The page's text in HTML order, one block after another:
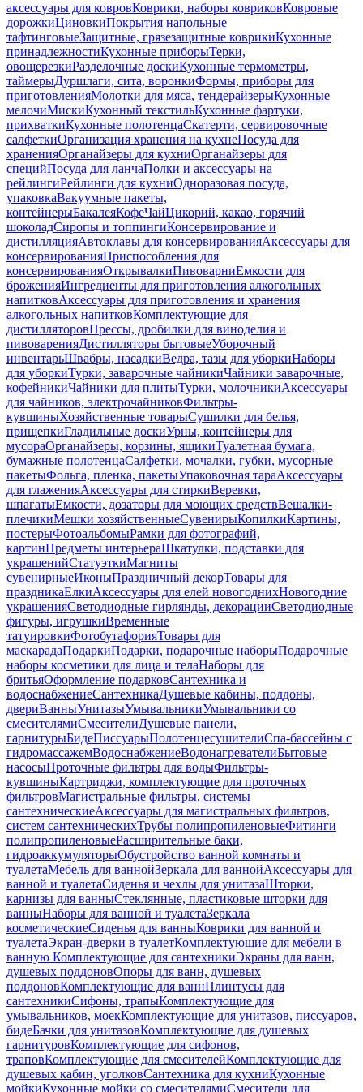
аксессуары для ковровКоврики, наборы ковриковКовровые
дорожкиЦиновкиПокрытия напольные
тафтинговыеЗащитные, грязезащитные коврикиКухонные
принадлежностиКухонные приборыТерки,
овощерезкиРазделочные доскиКухонные термометры,
таймерыДуршлаги, сита, воронкиФормы, приборы для
приготовленияМолотки для мяса, тендерайзерыКухонные
мелочиМискиКухонный текстильКухонные фартуки,
прихваткиКухонные полотенцаСкатерти, сервировочные
салфеткиОрганизация хранения на кухнеПосуда для
храненияОрганайзеры для кухниОрганайзеры для
специйПосуда для ланчаПолки и аксессуары на
рейлингиРейлинги для кухниОдноразовая посуда,
упаковкаВакуумные пакеты,
контейнерыБакалеяКофеЧайЦикорий, какао, горячий
шоколадСиропы и топпингиКонсервирование и
дистилляцияАвтоклавы для консервированияАксессуары для
консервированияПриспособления для
консервированияОткрывалкиПивоварниЕмкости для
броженияИнгредиенты для приготовления алкогольных
напитковАксессуары для приготовления и хранения
алкогольных напитковКомплектующие для
дистилляторовПрессы, дробилки для виноделия и
пивоваренияДистилляторы бытовыеУборочный
инвентарьШвабры, насадкиВедра, тазы для уборкиНаборы
для уборкиТурки, заварочные чайникиЧайники заварочные,
кофейникиЧайники для плитыТурки, молочникиАксессуары
для чайников, электрочайниковФильтры-
кувшиныХозяйственные товарыСушилки для белья,
прищепкиГладильные доскиУрны, контейнеры для
мусораОрганайзеры, корзины, ящикиТуалетная бумага,
бумажные полотенцаСалфетки, мочалки, губки, мусорные
пакетыФольга, пленка, пакетыУпаковочная тараАксессуары
для глаженияАксессуары для стиркиВеревки,
шпагатыЕмкости, дозаторы для моющих средствВешалки-
плечикиМешки хозяйственныеСувенирыКопилкиКартины,
постерыФотоальбомыРамки для фотографий,
картинПредметы интерьераШкатулки, подставки для
украшенийСтатуэткиМагниты
сувенирныеИконыПраздничный декорТовары для
праздникаЕлкиАксессуары для елей новогоднихНовогодние
украшенияСветодиодные гирлянды, декорацииСветодиодные
фигуры, игрушкиВременные
татуировкиФотобутафорияТовары для
маскарадаПодаркиПодарки, подарочные наборыПодарочные
наборы косметики для лица и телаНаборы для
бритьяОформление подарковСантехника и
водоснабжениеСантехникаДушевые кабины, поддоны,
двериВанныУнитазыУмывальникиУмывальники со
смесителямиСмесителиДушевые панели,
гарнитурыБидеПиссуарыПолотенцесушителиСпа-бассейны с
гидромассажемВодоснабжениеВодонагревателиБытовые
насосыПроточные фильтры для водыФильтры-
кувшиныКартриджи, комплектующие для проточных
фильтровМагистральные фильтры, системы
сантехническиеАксессуары для магистральных фильтров,
систем сантехническихТрубы полипропиленовыеФитинги
полипропиленовыеРасширительные баки,
гидроаккумуляторыОбустройство ванной комнаты и
туалетаМебель для ваннойЗеркала для ваннойАксессуары для
ванной и туалетаСиденья и чехлы для унитазаШторки,
карнизы для ванныСтеклянные, пластиковые шторки для
ванныНаборы для ванной и туалетаЗеркала
косметическиеСиденья для ванныКоврики для ванной и
туалетаЭкран-дверки в туалетКомплектующие для мебели в
ванную Комплектующие для сантехникиЭкраны для ванн,
душевых поддоновОпоры для ванн, душевых
поддоновКомплектующие для ваннПлинтусы для
сантехникиСифоны, трапыКомплектующие для
умывальников, моекКомплектующие для унитазов, писсуаров,
бидеБачки для унитазовКомплектующие для душевых
гарнитуровКомплектующие для сифонов,
траповКомплектующие для смесителейКомплектующие для
душевых кабин, уголковСантехника для кухниКухонные
мойкиКухонные мойки со смесителямиСмесители для